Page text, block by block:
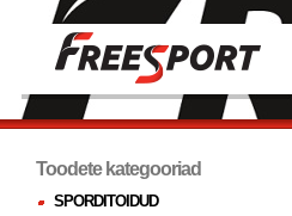
Toodete kategooriad
SPORDITOIDUD